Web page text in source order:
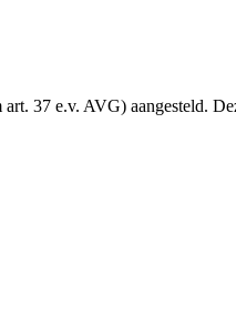
37 e.v. AVG) aangesteld.